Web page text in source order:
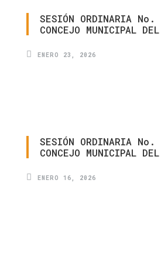
SESIÓN ORDINARIA No.
CONCEJO MUNICIPAL DEL
ENERO 23, 2026
SESIÓN ORDINARIA No.
CONCEJO MUNICIPAL DEL
ENERO 16, 2026